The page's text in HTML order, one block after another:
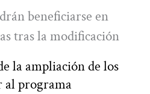
beneficiarse en
tras la modificación
la ampliación de los
al programa